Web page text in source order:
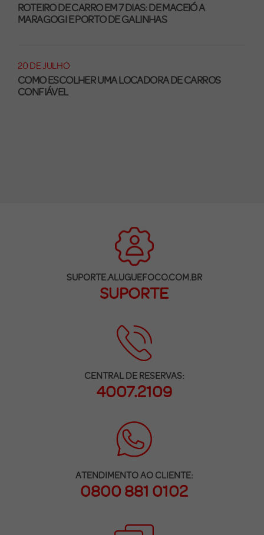
ROTEIRO DE CARRO EM 7 DIAS: DE MACEIÓ A
MARAGOGI E PORTO DE GALINHAS
20 DE JULHO
COMO ESCOLHER UMA LOCADORA DE CARROS
CONFIÁVEL
SUPORTE.ALUGUEFOCO.COM.BR
SUPORTE
CENTRAL DE RESERVAS:
4007.2109
ATENDIMENTO AO CLIENTE:
0800 881 0102